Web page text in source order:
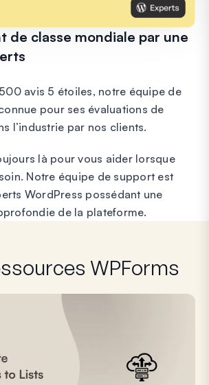
de classe mondiale par une
avis 5 étoiles, notre équipe de
pour ses évaluations de
l’industrie par nos clients.
là pour vous aider lorsque
Notre équipe de support est
WordPress possédant une
de la plateforme.
WPForms